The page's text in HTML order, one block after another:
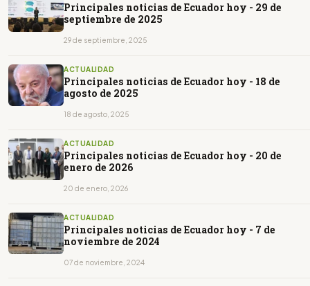
Principales noticias de Ecuador hoy - 29 de
septiembre de 2025
29 de septiembre, 2025
ACTUALIDAD
Principales noticias de Ecuador hoy - 18 de
agosto de 2025
18 de agosto, 2025
ACTUALIDAD
Principales noticias de Ecuador hoy - 20 de
enero de 2026
20 de enero, 2026
ACTUALIDAD
Principales noticias de Ecuador hoy - 7 de
noviembre de 2024
07 de noviembre, 2024